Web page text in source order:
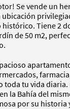
Se vende un
Tiene 2
de 50 m2,
toda tu vida diaria.
la Bahía del
por su historia